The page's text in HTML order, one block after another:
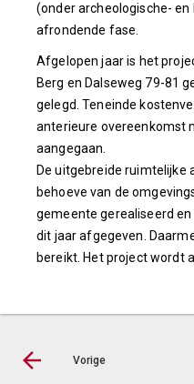
(onder archeologische- en
afrondende fase.
Afgelopen jaar is het
Berg en Dalseweg 79-81
gelegd. Teneinde
anterieure overeenkomst
aangegaan.
De uitgebreide ruimtelijke
behoeve van de
gemeente gerealiseerd
dit jaar afgegeven.
bereikt. Het project wordt
Vorige